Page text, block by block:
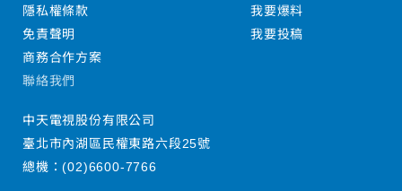
隱私權條款
免責聲明
商務合作方案
我要爆料
我要投稿
聯絡我們
中天電視股份有限公司
臺北市內湖區民權東路六段25號
總機：(02)6600-7766